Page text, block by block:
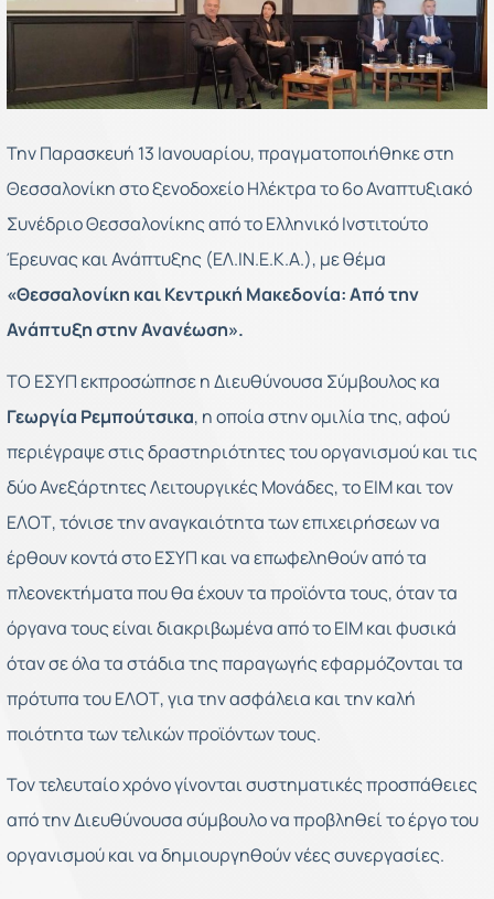
Την Παρασκευή 13 Ιανουαρίου, πραγματοποιήθηκε στη
Θεσσαλονίκη στο ξενοδοχείο Ηλέκτρα το 6ο Αναπτυξιακό
Συνέδριο Θεσσαλονίκης από το Ελληνικό Ινστιτούτο
Έρευνας και Ανάπτυξης (ΕΛ.ΙΝ.Ε.Κ.Α.), με θέμα
«Θεσσαλονίκη και Κεντρική Μακεδονία: Από την
Ανάπτυξη στην Ανανέωση».
ΤΟ ΕΣΥΠ εκπροσώπησε η Διευθύνουσα Σύμβουλος κα
Γεωργία Ρεμπούτσικα, η οποία στην ομιλία της, αφού
περιέγραψε στις δραστηριότητες του οργανισμού και τις
δύο Ανεξάρτητες Λειτουργικές Μονάδες, το ΕΙΜ και τον
ΕΛΟΤ, τόνισε την αναγκαιότητα των επιχειρήσεων να
έρθουν κοντά στο ΕΣΥΠ και να επωφεληθούν από τα
πλεονεκτήματα που θα έχουν τα προϊόντα τους, όταν τα
όργανα τους είναι διακριβωμένα από το ΕΙΜ και φυσικά
όταν σε όλα τα στάδια της παραγωγής εφαρμόζονται τα
πρότυπα του ΕΛΟΤ, για την ασφάλεια και την καλή
ποιότητα των τελικών προϊόντων τους.
Τον τελευταίο χρόνο γίνονται συστηματικές προσπάθειες
από την Διευθύνουσα σύμβουλο να προβληθεί το έργο του
οργανισμού και να δημιουργηθούν νέες συνεργασίες.